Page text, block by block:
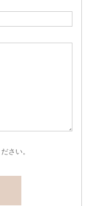
さい。